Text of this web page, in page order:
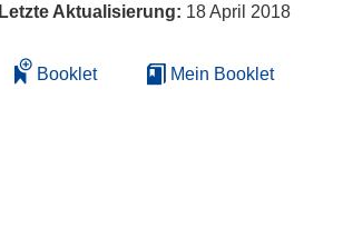
Letzte Aktualisierung: 18 April 2018
Booklet Mein Booklet